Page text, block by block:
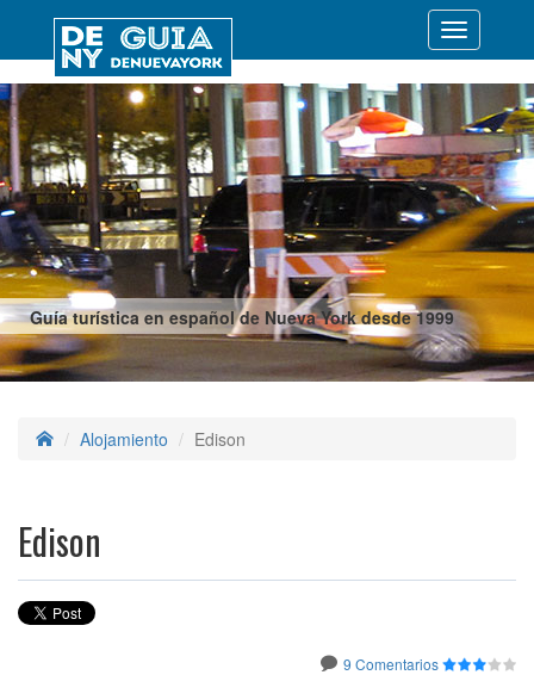
Guía turística en español de Nueva York desde 1999
Desplegar
Alojamiento Edison
Edison
9 Comentarios